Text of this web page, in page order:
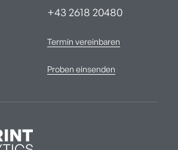
+43 2618 20480
Termin vereinbaren
Proben einsenden